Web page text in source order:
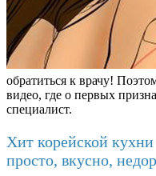
обратиться к врачу!
видео, где о первых
специалист.
Хит корейской
просто, вкусно,